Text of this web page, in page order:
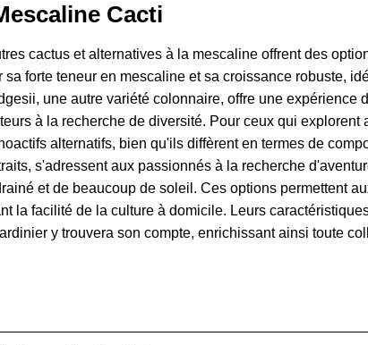
Cacti
cactus et alternatives à la mescaline offrent des
forte teneur en mescaline et sa croissance robuste,
une autre variété colonnaire, offre une expérience
à la recherche de diversité. Pour ceux qui explorent
alternatifs, bien qu'ils diffèrent en termes de
s'adressent aux passionnés à la recherche
et de beaucoup de soleil. Ces options permettent
la facilité de la culture à domicile. Leurs
y trouvera son compte, enrichissant ainsi toute